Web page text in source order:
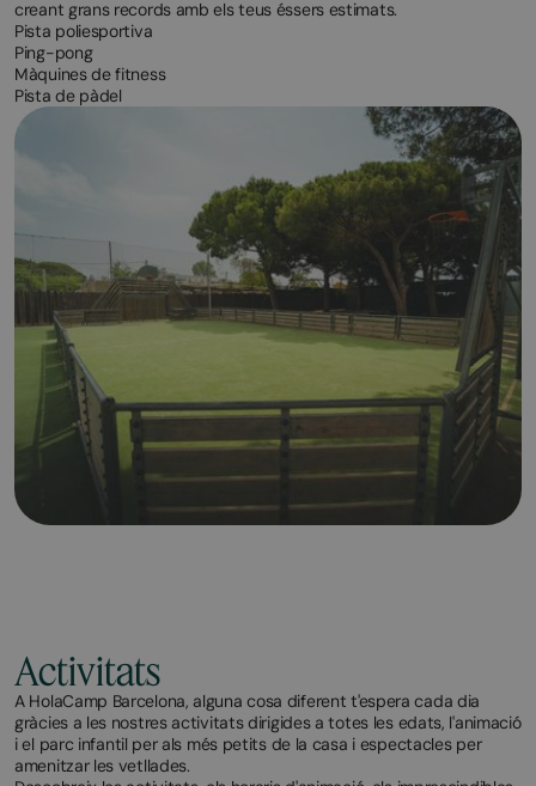
creant grans records amb els teus éssers estimats.
Pista poliesportiva
Ping-pong
Màquines de fitness
Pista de pàdel
Activitats
A HolaCamp Barcelona, alguna cosa diferent t'espera cada dia
gràcies a les nostres activitats dirigides a totes les edats, l'animació
i el parc infantil per als més petits de la casa i espectacles per
amenitzar les vetllades.